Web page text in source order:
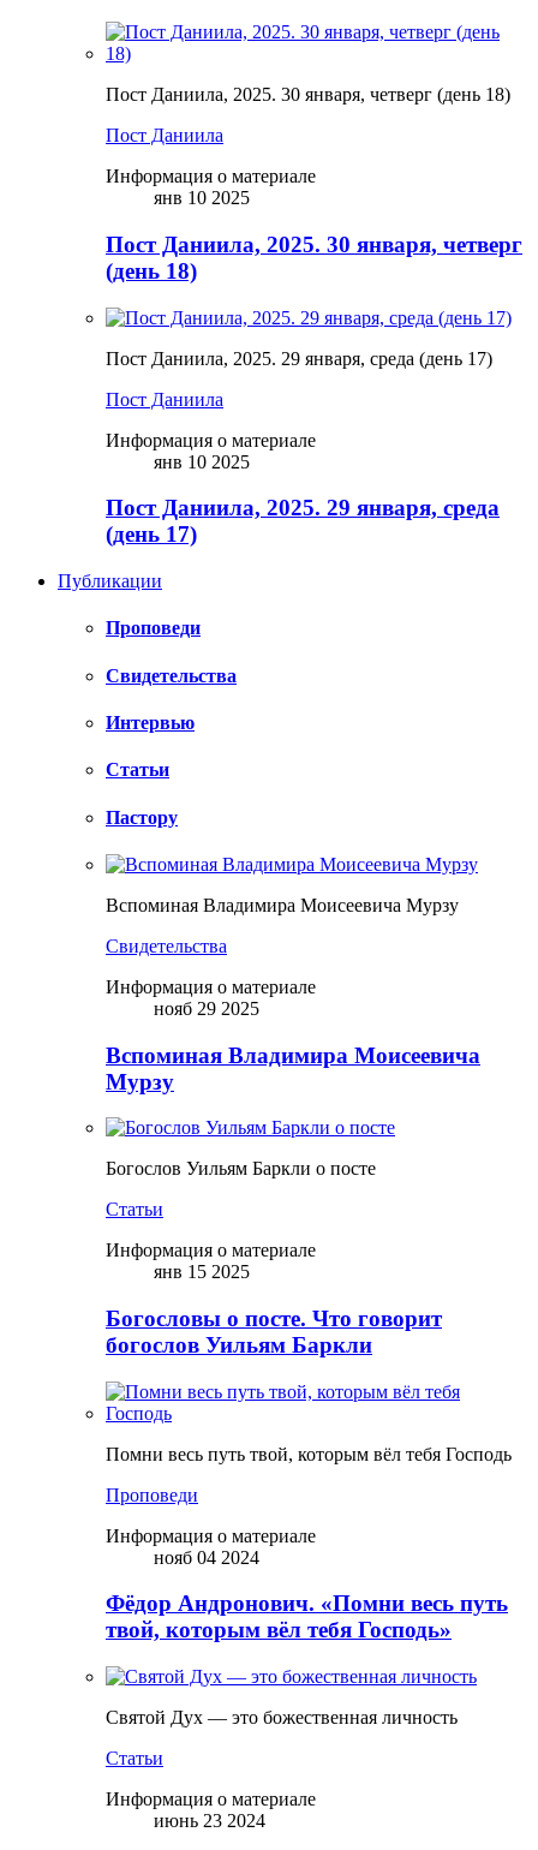
Пост Даниила, 2025. 30 января, четверг (день 18)
Пост Даниила
Информация о материале
янв 10 2025
Пост Даниила, 2025. 30 января, четверг
(день 18)
Пост Даниила, 2025. 29 января, среда (день 17)
Пост Даниила
Информация о материале
янв 10 2025
Пост Даниила, 2025. 29 января, среда
(день 17)
Публикации
Проповеди
Свидетельства
Интервью
Статьи
Пастору
Вспоминая Владимира Моисеевича Мурзу
Свидетельства
Информация о материале
нояб 29 2025
Вспоминая Владимира Моисеевича
Мурзу
Богослов Уильям Баркли о посте
Статьи
Информация о материале
янв 15 2025
Богословы о посте. Что говорит
богослов Уильям Баркли
Помни весь путь твой, которым вёл тебя Господь
Проповеди
Информация о материале
нояб 04 2024
Фёдор Андронович. «Помни весь путь
твой, которым вёл тебя Господь»
Святой Дух — это божественная личность
Статьи
Информация о материале
июнь 23 2024